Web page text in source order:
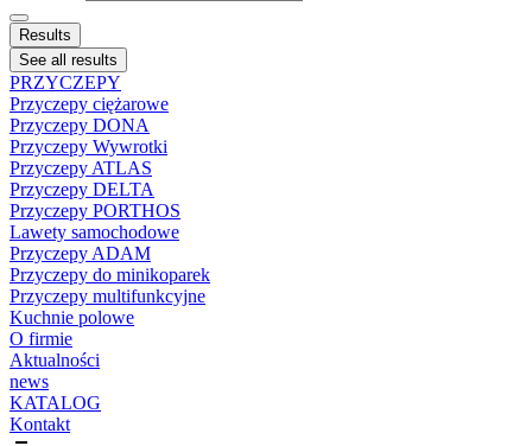
Results
See all results
PRZYCZEPY
Przyczepy ciężarowe
Przyczepy DONA
Przyczepy Wywrotki
Przyczepy ATLAS
Przyczepy DELTA
Przyczepy PORTHOS
Lawety samochodowe
Przyczepy ADAM
Przyczepy do minikoparek
Przyczepy multifunkcyjne
Kuchnie polowe
O firmie
Aktualności
news
KATALOG
Kontakt